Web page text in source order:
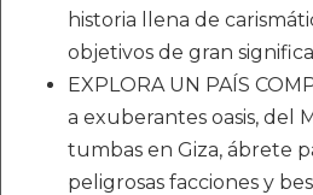
historia llena de
objetivos de gran
EXPLORA UN PAÍS
a exuberantes oasis, del
tumbas en Giza, ábrete
peligrosas facciones y